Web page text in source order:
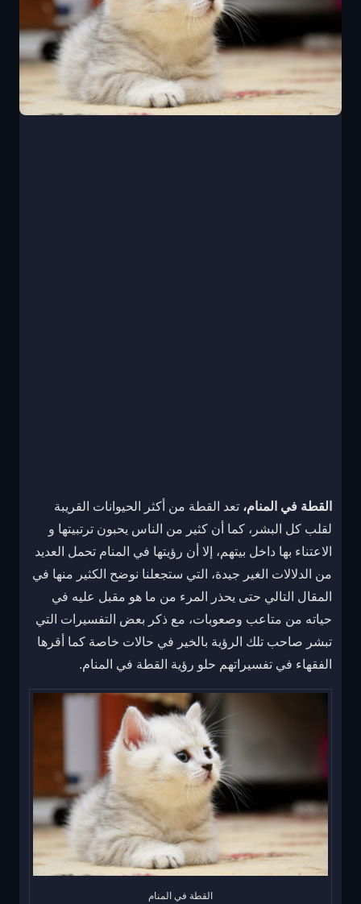
القطة في المنام، تعد القطة من أكثر الحيوانات القريبة
لقلب كل البشر، كما أن كثير من الناس يحبون ترتبيتها و
الاعتناء بها داخل بيتهم، إلا أن رؤيتها في المنام تحمل العديد
من الدلالات الغير جيدة، التي ستجعلنا نوضح الكثير منها في
المقال التالي حتى يحذر المرء من ما هو مقبل عليه في
حياته من متاعب وصعوبات، مع ذكر بعض التفسيرات التي
تبشر صاحب تلك الرؤية بالخير في حالات خاصة كما أقرها
الفقهاء في تفسيراتهم حلو رؤية القطة في المنام.
القطة في المنام